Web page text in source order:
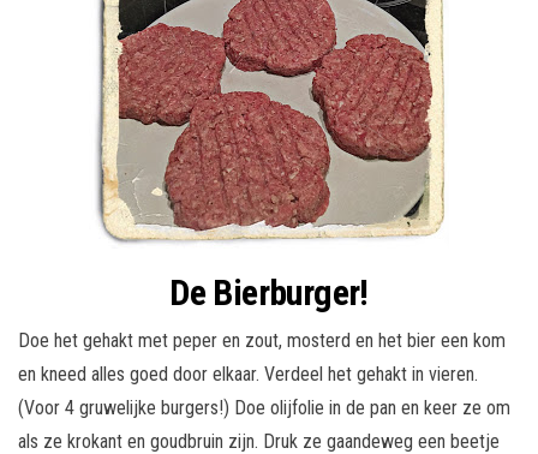
De Bierburger!
Doe het gehakt met peper en zout, mosterd en het bier een kom
en kneed alles goed door elkaar. Verdeel het gehakt in vieren.
(Voor 4 gruwelijke burgers!) Doe olijfolie in de pan en keer ze om
als ze krokant en goudbruin zijn. Druk ze gaandeweg een beetje